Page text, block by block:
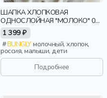
ШАПКА ХЛОПКОВАЯ
ОДНОСЛОЙНАЯ "МОЛОКО" 0+
(ЭЛЬФ)
1 399 ₽
BUNGLYмолочный, хлопок,
россия, малыши, дети
Подробнее